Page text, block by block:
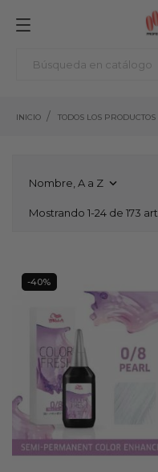
INICIO TODOS LOS PRODUCTOS
Nombre, A a Z 
Mostrando 1-24 de 173
-40%